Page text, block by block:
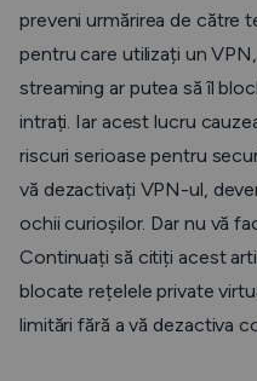
preveni urmărirea de către
pentru care utilizați un
streaming ar putea să îl
intrați. Iar acest lucru
riscuri serioase pentru
vă dezactivați VPN-ul,
ochii curioșilor. Dar nu vă
Continuați să citiți acest
blocate rețelele private
limitări fără a vă dezactiva